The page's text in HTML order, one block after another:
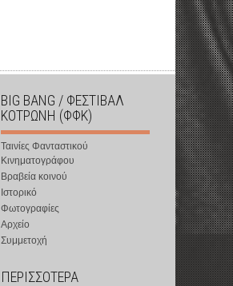
BIG BANG / ΦΕΣΤΙΒΑΛ
ΚΟΤΡΩΝΗ (ΦΦΚ)
Ταινίες Φανταστικού
Κινηματογράφου
Βραβεία κοινού
Ιστορικό
Φωτογραφίες
Αρχείο
Συμμετοχή
ΠΕΡΙΣΣΟΤΕΡΑ